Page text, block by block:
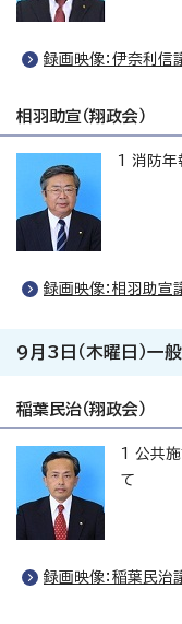
録画映像：伊奈利信
相羽助宣（翔政会）
1 消防年
録画映像：相羽助宣
9月3日（木曜日）一般
稲葉民治（翔政会）
1 公共
て
録画映像：稲葉民治